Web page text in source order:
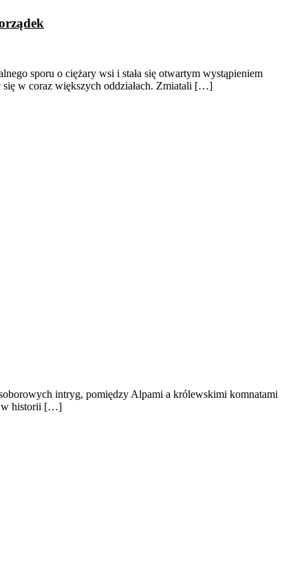
sporu o ciężary wsi i stała się otwartym wystąpieniem
się w coraz większych oddziałach. Zmiatali […]
intryg, pomiędzy Alpami a królewskimi komnatami
w historii […]